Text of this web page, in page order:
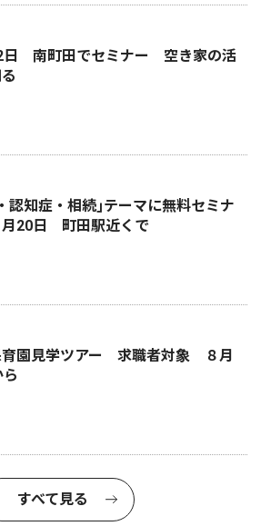
日 南町田でセミナー 空き家の活
認知症・相続｣テーマに無料セミナ
20日 町田駅近くで
育園見学ツアー 求職者対象 ８月
すべて見る